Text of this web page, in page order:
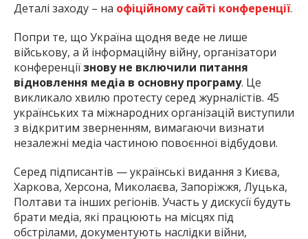
Деталі заходу – на офіційному сайті конференції.
Попри те, що Україна щодня веде не лише
військову, а й інформаційну війну, організатори
конференціїзнову не включили питання
відновлення медіа в основну програму. Це
викликало хвилю протесту серед журналістів. 45
українських та міжнародних організацій виступили
з відкритим зверненням, вимагаючи визнати
незалежні медіа частиною повоєнної відбудови.
Серед підписантів — українські видання з Києва,
Харкова, Херсона, Миколаєва, Запоріжжя, Луцька,
Полтави та інших регіонів. Участь у дискусії будуть
брати медіа, які працюють на місцях під
обстрілами, документують наслідки війни,